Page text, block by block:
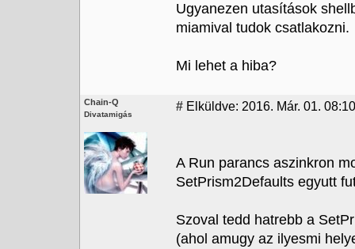
Ugyanezen utasítások
miamival tudok csatlakozni.
Mi lehet a hiba?
Chain-Q
Divatamigás
# Elküldve: 2016. Már. 01. 08:10
A Run parancs aszinkron
SetPrism2Defaults egyutt
Szoval tedd hatrebb a
(ahol amugy az ilyesmi